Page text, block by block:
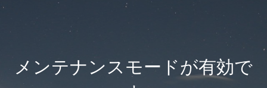
メンテナンスモードが有効で